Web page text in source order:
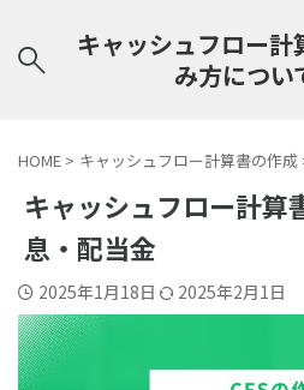
キャッシュフロー
み方につい
HOME > キャッシュフロー計算書の作成
キャッシュフロー計算
息・配当金
2025年1月18日 2025年2月1日